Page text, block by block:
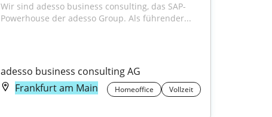
Wir sind adesso business consulting, das SAP-
Powerhouse der adesso Group. Als führender...
adesso business consulting AG
Frankfurt am Main
Homeoffice Vollzeit